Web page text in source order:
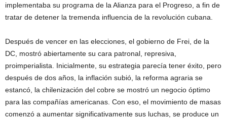
implementaba su programa de la Alianza para el Progreso, a fin de
tratar de detener la tremenda influencia de la revolución cubana.
Después de vencer en las elecciones, el gobierno de Frei, de la
DC, mostró abiertamente su cara patronal, represiva,
proimperialista. Inicialmente, su estrategia parecía tener éxito, pero
después de dos años, la inflación subió, la reforma agraria se
estancó, la chilenización del cobre se mostró un negocio óptimo
para las compañías americanas. Con eso, el movimiento de masas
comenzó a aumentar significativamente sus luchas, se produce un